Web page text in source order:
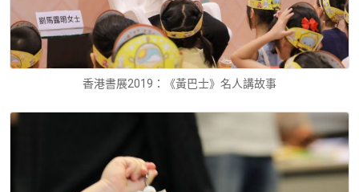
香港書展2019：《黃巴士》名人講故事